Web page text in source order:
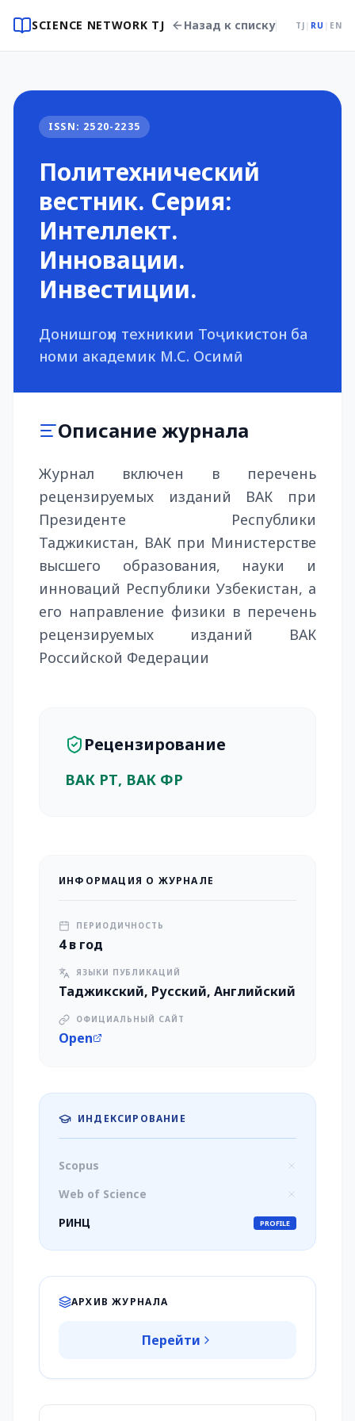
SCIENCE NETWORK TJ Назад к списку TJ | RU | EN
ISSN: 2520-2235
Политехнический
вестник. Серия:
Интеллект.
Инновации.
Инвестиции.
Донишгоҳи техникии Тоҷикистон ба
номи академик М.С. Осимӣ
Описание журнала
Журнал включен в перечень
рецензируемых изданий ВАК при
Президенте Республики
Таджикистан, ВАК при Министерстве
высшего образования, науки и
инноваций Республики Узбекистан, а
его направление физики в перечень
рецензируемых изданий ВАК
Российской Федерации
Рецензирование
ВАК РТ, ВАК ФР
ИНФОРМАЦИЯ О ЖУРНАЛЕ
ПЕРИОДИЧНОСТЬ
4 в год
ЯЗЫКИ ПУБЛИКАЦИЙ
Таджикский, Русский, Английский
ОФИЦИАЛЬНЫЙ САЙТ
Open
ИНДЕКСИРОВАНИЕ
Scopus
Web of Science
РИНЦ
PROFILE
АРХИВ ЖУРНАЛА
Перейти